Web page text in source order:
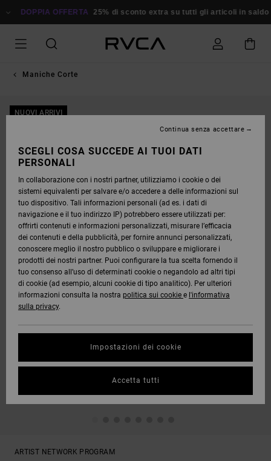
ALLE DOPPIA OFFERTA 25% di sconto extra su tutti gli articoli in saldo
Maniche Corte
NUOVI ARRIVI
ARTIST NETWORK PROGRAM
SCEGLI COSA SUCCEDE AI TUOI DATI
PERSONALI
In collaborazione con i nostri partner, utilizziamo i cookie o dei
sistemi equivalenti per salvare e/o accedere a delle informazioni sul
tuo dispositivo. Tali informazioni personali (ad es. i dati di
navigazione e il tuo indirizzo IP) potrebbero essere utilizzati per:
offrirti contenuti e informazioni personalizzati, misurare l’efficacia
dei contenuti e della pubblicità, per fornire annunci personalizzati,
conoscere meglio il nostro pubblico o sviluppare e migliorare i
prodotti dei nostri partner. Puoi configurare la tua scelta fornendo il
tuo consenso all’uso di determinati cookie o negandolo ad altri tipi
di cookie (ad esempio, alcuni cookie di tipo analitico). Per ulteriori
informazioni consulta la nostra politica sui cookie e l'informativa
sulla privacy.
Impostazioni dei cookie
Continua senza accettare
Accetta tutti